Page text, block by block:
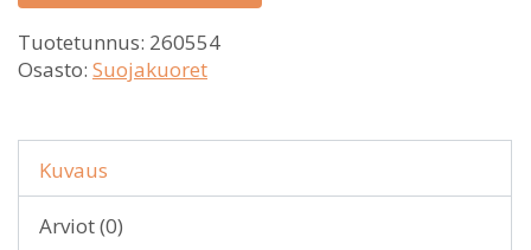
Tuotetunnus: 260554
Osasto: Suojakuoret
Kuvaus
Arviot (0)